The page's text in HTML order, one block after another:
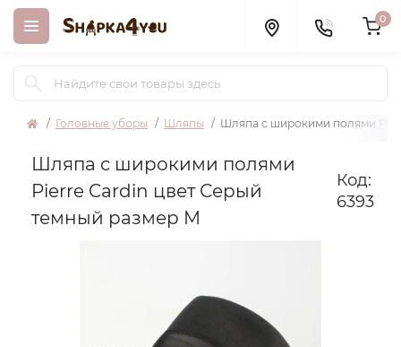
0
Головные уборы Шляпы Шляпа с широкими полями
Шляпа с широкими полями
Pierre Cardin цвет Серый
темный размер M
Код:
6393